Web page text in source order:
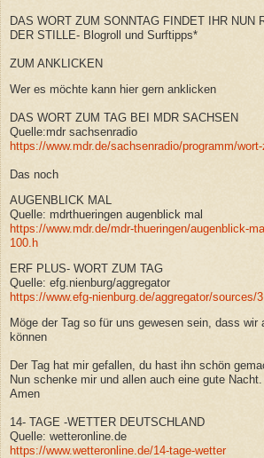
DAS WORT ZUM SONNTAG FINDET IHR NUN
DER STILLE- Blogroll und Surftipps*
ZUM ANKLICKEN
Wer es möchte kann hier gern anklicken
DAS WORT ZUM TAG BEI MDR SACHSEN
Quelle:mdr sachsenradio
https://www.mdr.de/sachsenradio/programm/
Das noch
AUGENBLICK MAL
Quelle: mdrthueringen augenblick mal
https://www.mdr.de/mdr-thueringen/augenblick-
100.h
ERF PLUS- WORT ZUM TAG
Quelle: efg.nienburg/aggregator
https://www.efg-nienburg.de/aggregator/sources/3
Möge der Tag so für uns gewesen sein, dass wir
können
Der Tag hat mir gefallen, du hast ihn schön
Nun schenke mir und allen auch eine gute Nacht.
Amen
14- TAGE -WETTER DEUTSCHLAND
Quelle: wetteronline.de
https://www.wetteronline.de/14-tage-wetter